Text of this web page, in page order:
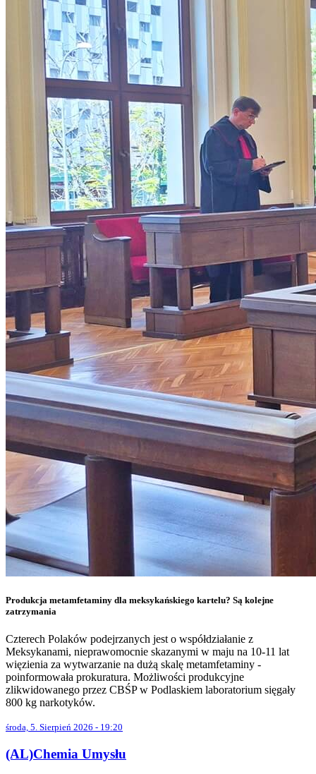
Produkcja metamfetaminy dla meksykańskiego kartelu? Są kolejne
zatrzymania
Czterech Polaków podejrzanych jest o współdziałanie z
Meksykanami, nieprawomocnie skazanymi w maju na 10-11 lat
więzienia za wytwarzanie na dużą skalę metamfetaminy -
poinformowała prokuratura. Możliwości produkcyjne
zlikwidowanego przez CBŚP w Podlaskiem laboratorium sięgały
800 kg narkotyków.
środa, 5. Sierpień 2026 - 19:20
(AL)Chemia Umysłu